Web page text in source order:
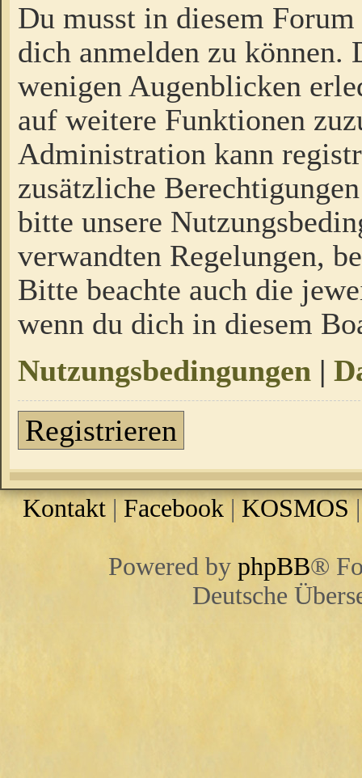
Du musst in diesem
dich anmelden zu
wenigen Augenblicken
auf weitere Funktionen
Administration kann
zusätzliche
bitte unsere
verwandten Regelungen,
Bitte beachte auch die
wenn du dich in diesem
Nutzungsbedingungen |
Registrieren
Kontakt | Facebook |KOSMOS
Powered by phpBB®
Deutsche